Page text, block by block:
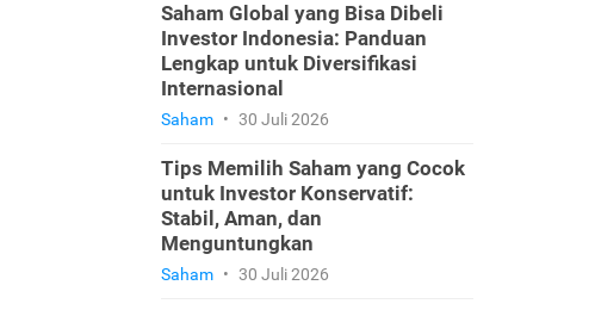
Saham Global yang Bisa Dibeli
Investor Indonesia: Panduan
Lengkap untuk Diversifikasi
Internasional
Saham • 30 Juli 2026
Tips Memilih Saham yang Cocok
untuk Investor Konservatif:
Stabil, Aman, dan
Menguntungkan
Saham • 30 Juli 2026